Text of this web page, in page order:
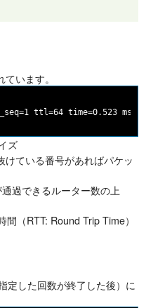
います。
ズ
けている番号があればパケッ
過できるルーター数の上
間（RTT: Round Trip Time）
定した回数が終了した後）に